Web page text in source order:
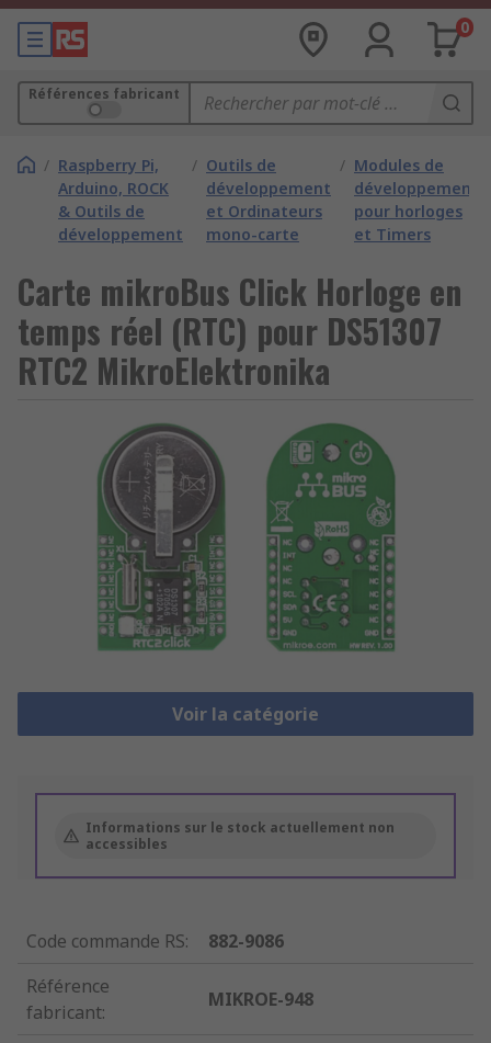
0
Références fabricant
/ Raspberry Pi,
Arduino, ROCK
& Outils de
développement
/ Outils de
développement
et Ordinateurs
mono-carte
/ Modules de
développement
pour horloges
et Timers
Carte mikroBus Click Horloge en
temps réel (RTC) pour DS51307
RTC2 MikroElektronika
Voir la catégorie
Informations sur le stock actuellement non
accessibles
Code commande RS:
882-9086
Référence
fabricant:
MIKROE-948